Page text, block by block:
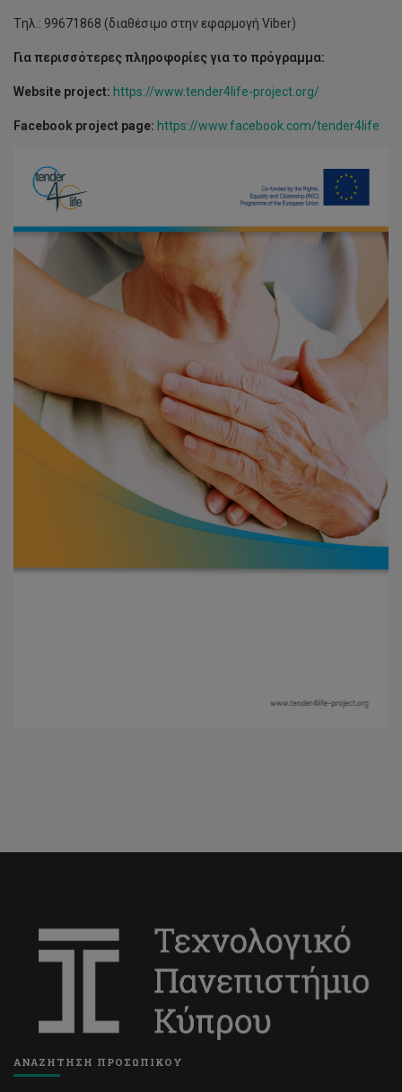
Tηλ.: 99671868 (διαθέσιμο στην εφαρμογή Viber)
Για περισσότερες πληροφορίες για το πρόγραμμα:
Website project: https://www.tender4life-project.org/
Facebook project page: https://www.facebook.com/tender4life
ΑΝΑΖΗΤΗΣΗ ΠΡΟΣΩΠΙΚΟΥ